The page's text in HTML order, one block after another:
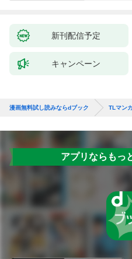
新刊配信予定
キャンペーン
漫画無料試し読みならdブック TLマン
アプリならもっ